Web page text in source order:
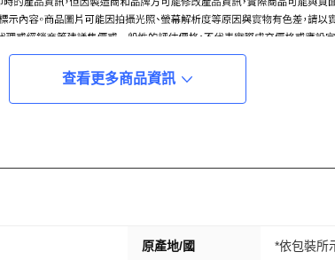
查看更多商品資訊
原產地/國 *依包裝所